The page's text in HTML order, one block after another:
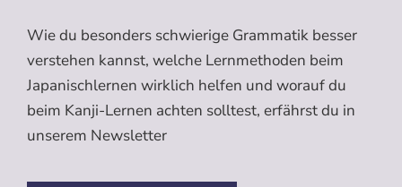
Wie du besonders schwierige Grammatik besser
verstehen kannst, welche Lernmethoden beim
Japanischlernen wirklich helfen und worauf du
beim Kanji-Lernen achten solltest, erfährst du in
unserem Newsletter